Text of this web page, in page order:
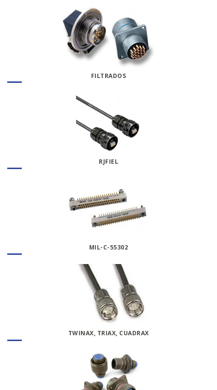
FILTRADOS
RJFIEL
MIL-C-55302
TWINAX, TRIAX, CUADRAX